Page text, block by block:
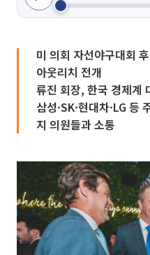
미 의회 자선야구대회
아웃리치 전개
류진 회장, 한국 경제계
삼성·SK·현대차·LG 등
지 의원들과 소통